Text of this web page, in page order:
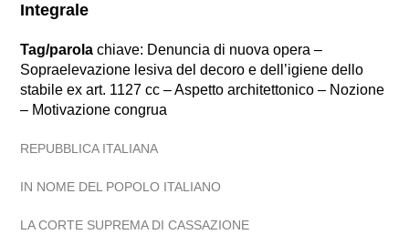
Integrale
Tag/parola chiave: Denuncia di nuova opera –
Sopraelevazione lesiva del decoro e dell’igiene dello
stabile ex art. 1127 cc – Aspetto architettonico – Nozione
– Motivazione congrua
REPUBBLICA ITALIANA
IN NOME DEL POPOLO ITALIANO
LA CORTE SUPREMA DI CASSAZIONE